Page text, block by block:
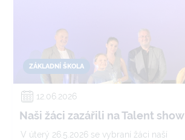
ZÁKLADNÍ ŠKOLA
12.06.2026
Naši žáci zazářili na Talent show
V úterý 26.5.2026 se vybraní žáci naší